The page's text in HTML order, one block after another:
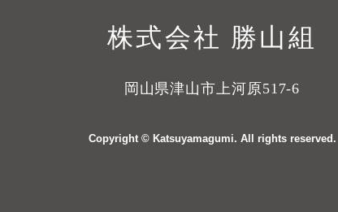
株式会社 勝山組
岡山県津山市上河原517-6
Copyright © Katsuyamagumi. All rights reserved.